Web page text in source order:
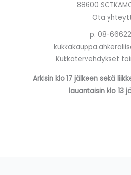
88600
Ota
p. 08-
Kukkatervehdykset
Arkisin klo 17 jälkeen sekä
lauantaisin klo 13